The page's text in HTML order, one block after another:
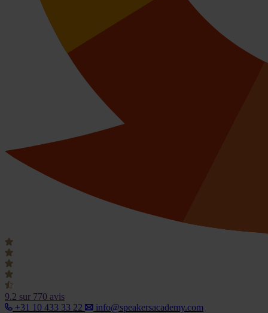
9.2 sur 770 avis
+31 10 433 33 22
info@speakersacademy.com